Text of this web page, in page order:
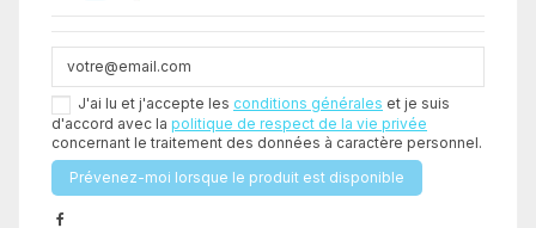
J'ai lu et j'accepte les conditions générales et je suis
d'accord avec la politique de respect de la vie privée
concernant le traitement des données à caractère personnel.